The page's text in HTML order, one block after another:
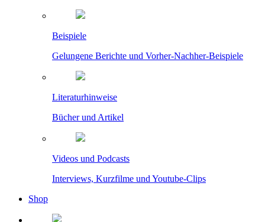
Beispiele
Gelungene Berichte und Vorher-Nachher-Beispiele
Literaturhinweise
Bücher und Artikel
Videos und Podcasts
Interviews, Kurzfilme und Youtube-Clips
Shop